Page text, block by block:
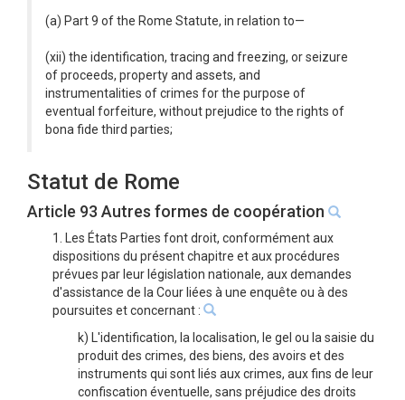
(a) Part 9 of the Rome Statute, in relation to—
(xii) the identification, tracing and freezing, or seizure
of proceeds, property and assets, and
instrumentalities of crimes for the purpose of
eventual forfeiture, without prejudice to the rights of
bona fide third parties;
Statut de Rome
Article 93 Autres formes de coopération
1. Les États Parties font droit, conformément aux
dispositions du présent chapitre et aux procédures
prévues par leur législation nationale, aux demandes
d'assistance de la Cour liées à une enquête ou à des
poursuites et concernant :
k) L'identification, la localisation, le gel ou la saisie du
produit des crimes, des biens, des avoirs et des
instruments qui sont liés aux crimes, aux fins de leur
confiscation éventuelle, sans préjudice des droits